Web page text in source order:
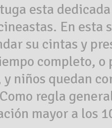
esta
En esta
su cintas y
completo,
y niños quedan
regla
mayor a los